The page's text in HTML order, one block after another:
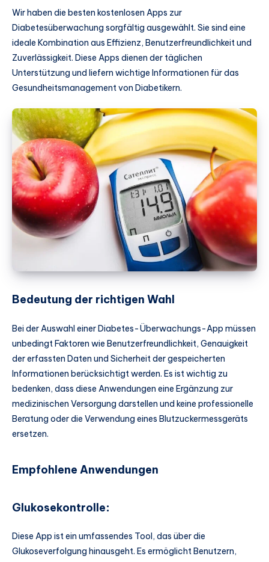
Wir haben die besten kostenlosen Apps zur
Diabetesüberwachung sorgfältig ausgewählt. Sie sind eine
ideale Kombination aus Effizienz, Benutzerfreundlichkeit und
Zuverlässigkeit. Diese Apps dienen der täglichen
Unterstützung und liefern wichtige Informationen für das
Gesundheitsmanagement von Diabetikern.
Bedeutung der richtigen Wahl
Bei der Auswahl einer Diabetes-Überwachungs-App müssen
unbedingt Faktoren wie Benutzerfreundlichkeit, Genauigkeit
der erfassten Daten und Sicherheit der gespeicherten
Informationen berücksichtigt werden. Es ist wichtig zu
bedenken, dass diese Anwendungen eine Ergänzung zur
medizinischen Versorgung darstellen und keine professionelle
Beratung oder die Verwendung eines Blutzuckermessgeräts
ersetzen.
Empfohlene Anwendungen
Glukosekontrolle:
Diese App ist ein umfassendes Tool, das über die
Glukoseverfolgung hinausgeht. Es ermöglicht Benutzern,